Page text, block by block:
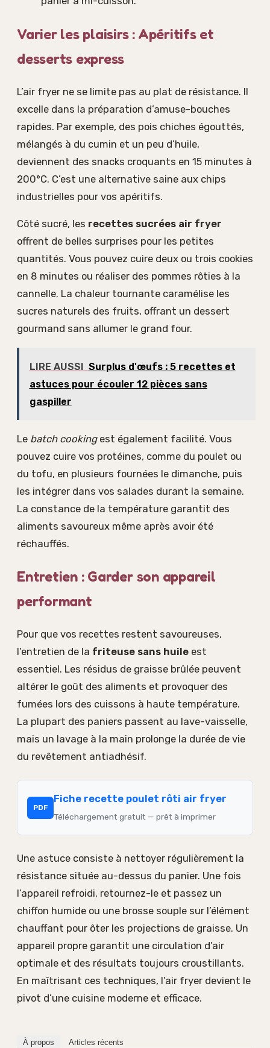
Varier les plaisirs : Apéritifs et
desserts express
L’air fryer ne se limite pas au plat de résistance. Il
excelle dans la préparation d’amuse-bouches
rapides. Par exemple, des pois chiches égouttés,
mélangés à du cumin et un peu d’huile,
deviennent des snacks croquants en 15 minutes à
200°C. C’est une alternative saine aux chips
industrielles pour vos apéritifs.
Côté sucré, les recettes sucrées air fryer
offrent de belles surprises pour les petites
quantités. Vous pouvez cuire deux ou trois cookies
en 8 minutes ou réaliser des pommes rôties à la
cannelle. La chaleur tournante caramélise les
sucres naturels des fruits, offrant un dessert
gourmand sans allumer le grand four.
LIRE AUSSI Surplus d'œufs : 5 recettes et
astuces pour écouler 12 pièces sans
gaspiller
Le batch cookingest également facilité. Vous
pouvez cuire vos protéines, comme du poulet ou
du tofu, en plusieurs fournées le dimanche, puis
les intégrer dans vos salades durant la semaine.
La constance de la température garantit des
aliments savoureux même après avoir été
réchauffés.
Entretien : Garder son appareil
performant
Pour que vos recettes restent savoureuses,
l’entretien de la friteuse sans huile est
essentiel. Les résidus de graisse brûlée peuvent
altérer le goût des aliments et provoquer des
fumées lors des cuissons à haute température.
La plupart des paniers passent au lave-vaisselle,
mais un lavage à la main prolonge la durée de vie
du revêtement antiadhésif.
PDF
Fiche recette poulet rôti air fryer
Téléchargement gratuit — prêt à imprimer
Une astuce consiste à nettoyer régulièrement la
résistance située au-dessus du panier. Une fois
l’appareil refroidi, retournez-le et passez un
chiffon humide ou une brosse souple sur l’élément
chauffant pour ôter les projections de graisse. Un
appareil propre garantit une circulation d’air
optimale et des résultats toujours croustillants.
En maîtrisant ces techniques, l’air fryer devient le
pivot d’une cuisine moderne et efficace.
À propos Articles récents